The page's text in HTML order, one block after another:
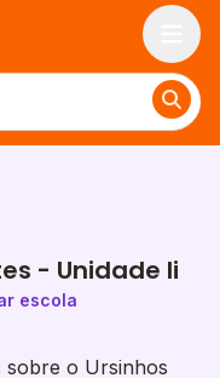
- Unidade Ii
escola
sobre o Ursinhos